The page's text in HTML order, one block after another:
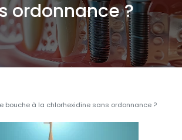
ordonnance ?
bouche à la chlorhexidine sans ordonnance ?